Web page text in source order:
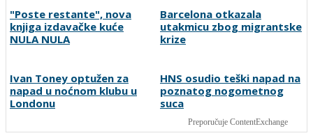
onda nestala iz javnosti:
Svi se pitaju gdje je i šta
radi (VIDEO)
neki debitanta u ligi